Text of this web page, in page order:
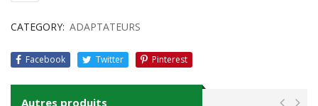
CATEGORY: ADAPTATEURS
Facebook Twitter Pinterest
Autres produits